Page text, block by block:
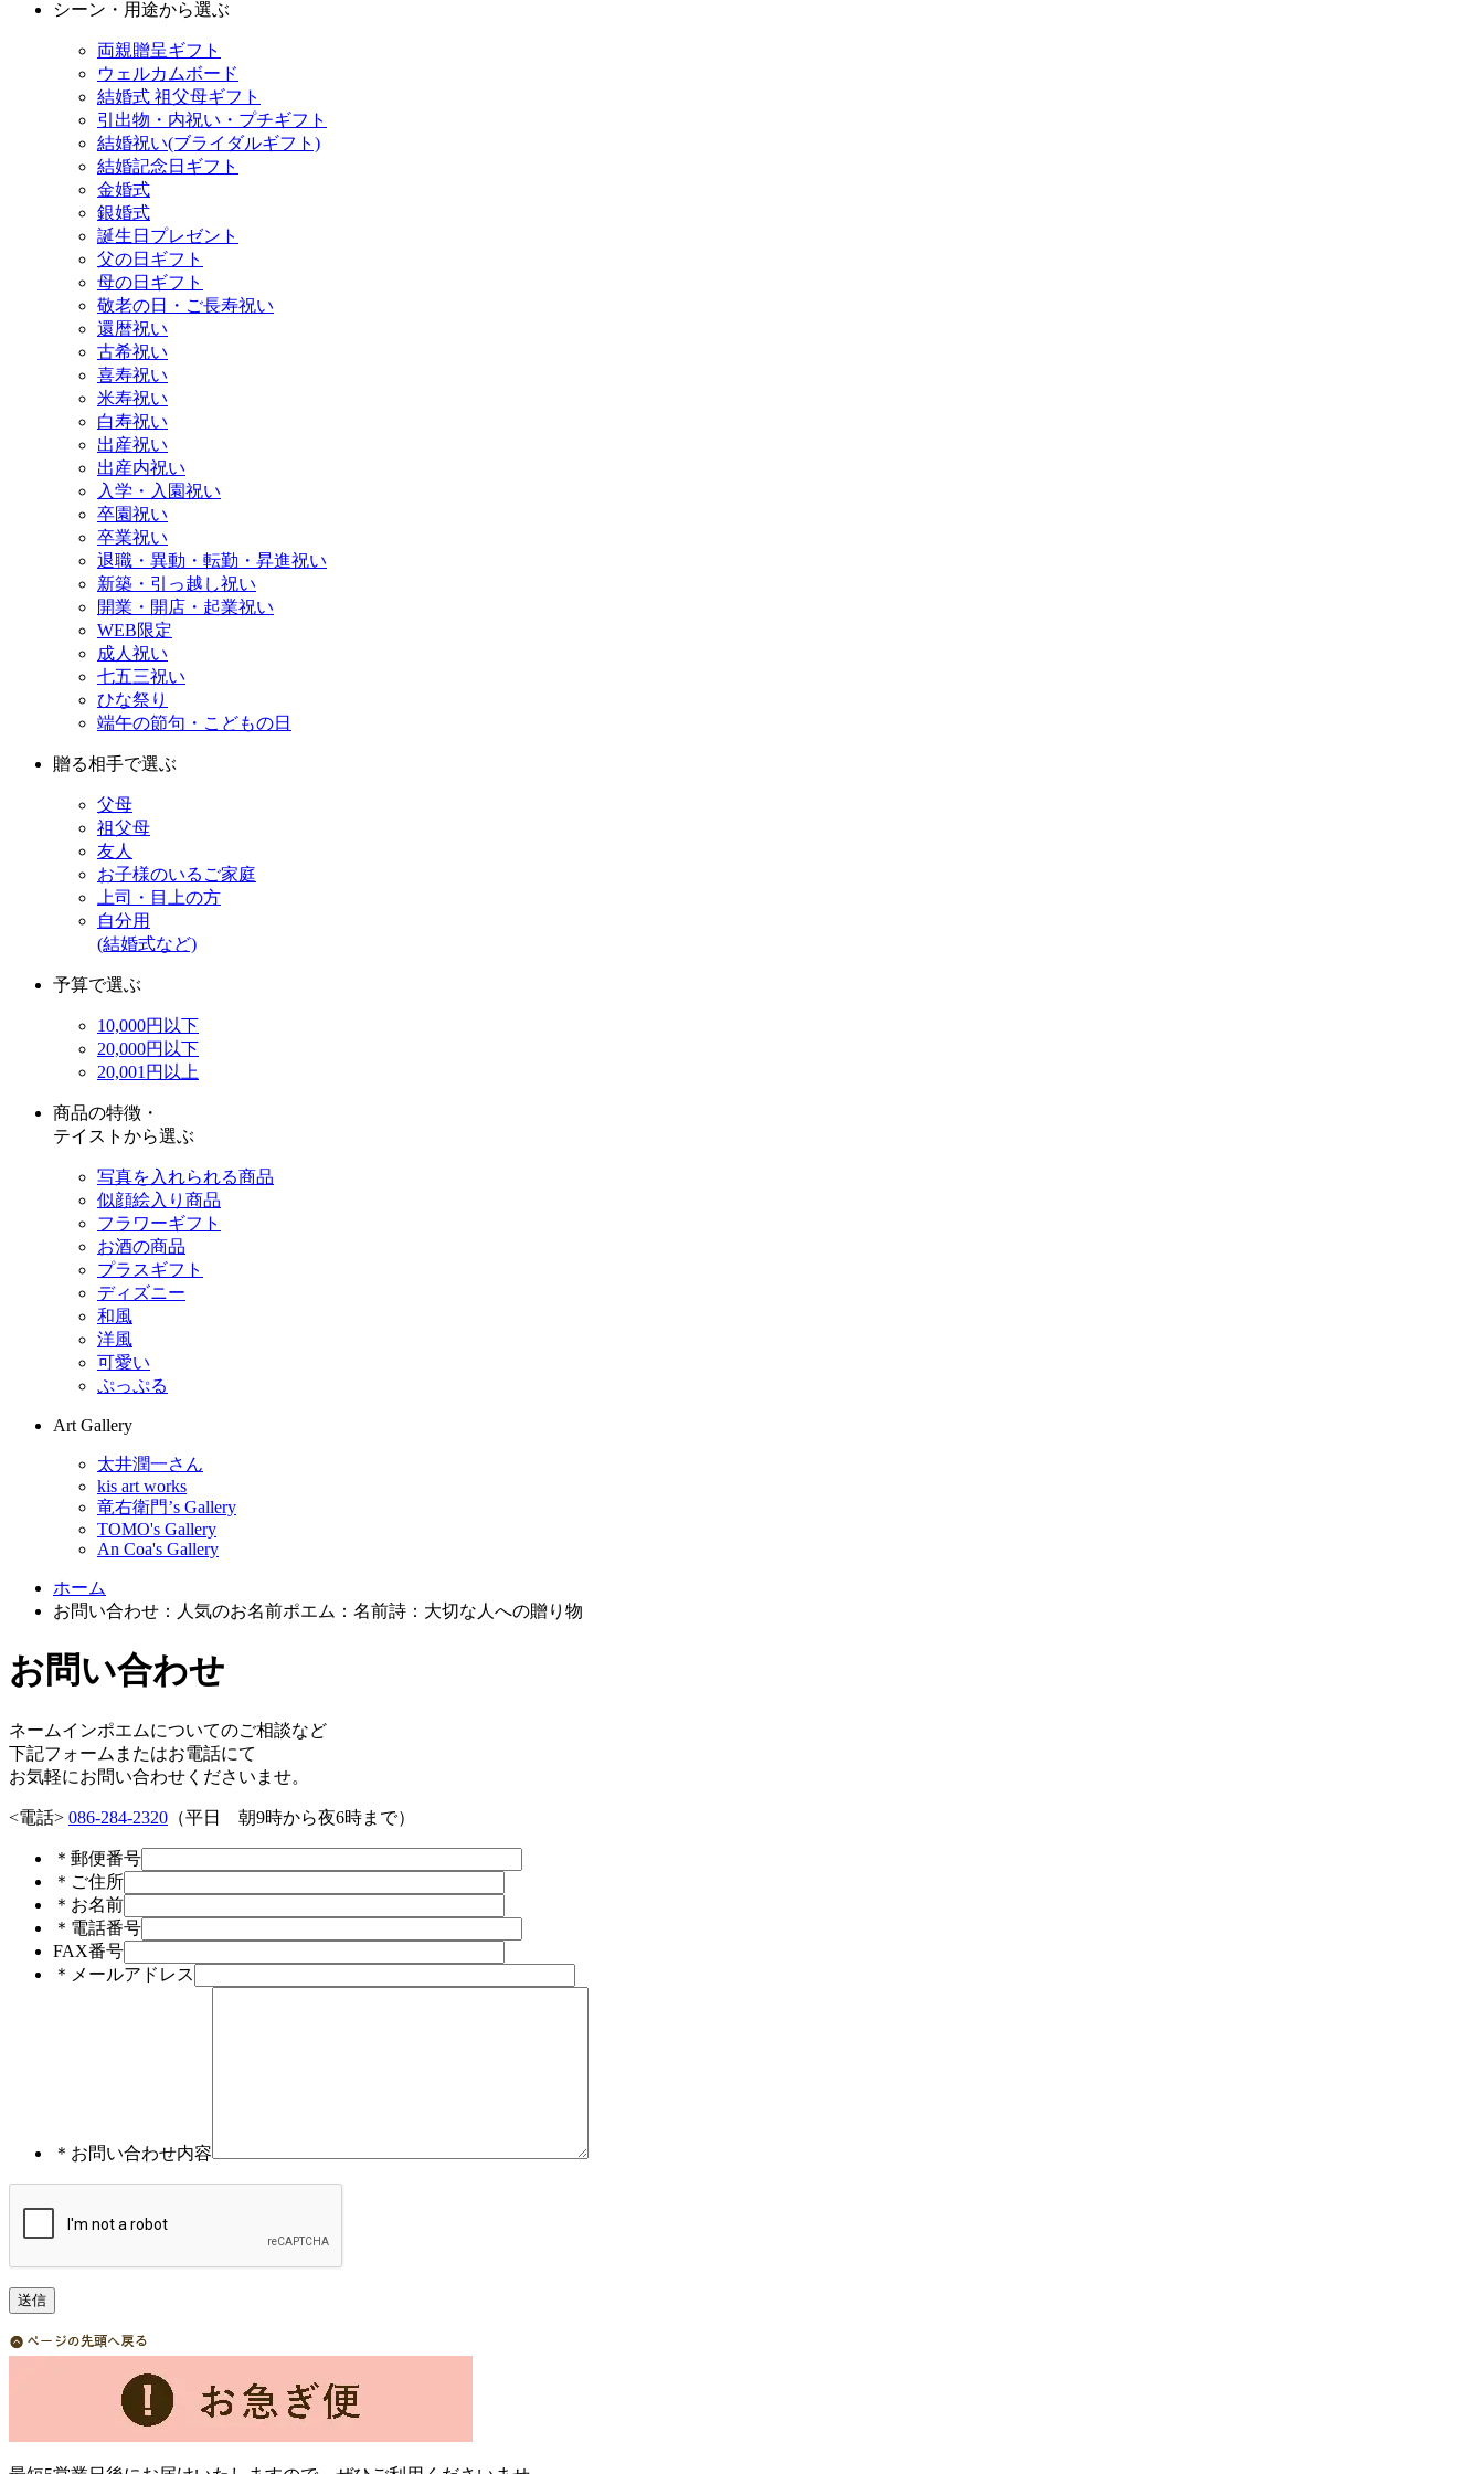
シーン・用途から選ぶ
両親贈呈ギフト
ウェルカムボード
結婚式 祖父母ギフト
引出物・内祝い・プチギフト
結婚祝い(ブライダルギフト)
結婚記念日ギフト
金婚式
銀婚式
誕生日プレゼント
父の日ギフト
母の日ギフト
敬老の日・ご長寿祝い
還暦祝い
古希祝い
喜寿祝い
米寿祝い
白寿祝い
出産祝い
出産内祝い
入学・入園祝い
卒園祝い
卒業祝い
退職・異動・転勤・昇進祝い
新築・引っ越し祝い
開業・開店・起業祝い
WEB限定
成人祝い
七五三祝い
ひな祭り
端午の節句・こどもの日
贈る相手で選ぶ
父母
祖父母
友人
お子様のいるご家庭
上司・目上の方
自分用
(結婚式など)
予算で選ぶ
10,000円以下
20,000円以下
20,001円以上
商品の特徴・
テイストから選ぶ
写真を入れられる商品
似顔絵入り商品
フラワーギフト
お酒の商品
プラスギフト
ディズニー
和風
洋風
可愛い
ぷっぷる
Art Gallery
太井潤一さん
kis art works
竜右衛門’s Gallery
TOMO's Gallery
An Coa's Gallery
ホーム
お問い合わせ：人気のお名前ポエム：名前詩：大切な人への贈り物
お問い合わせ
ネームインポエムについてのご相談など
下記フォームまたはお電話にて
お気軽にお問い合わせくださいませ。
<電話> 086-284-2320 （平日 朝9時から夜6時まで）
＊ 郵便番号
＊ ご住所
＊ お名前
＊ 電話番号
FAX番号
＊ メールアドレス
＊ お問い合わせ内容